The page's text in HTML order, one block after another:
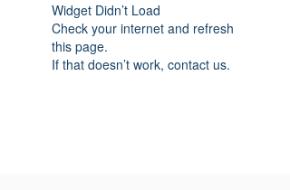
Widget Didn’t Load
Check your internet and refresh
this page.
If that doesn’t work, contact us.